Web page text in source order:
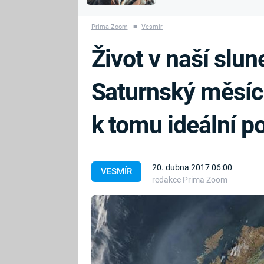
PRVNÍ SVĚTOVÁ
BRITSKÁ
RODINA
Prima Zoom ■ Vesmír
VESMÍR
20. dubna 2017 06:00
redakce Prima Zoom
Život v naší
Saturnský
k tomu ideální